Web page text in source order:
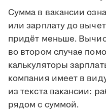
Сумма в вакансии
или зарплату до
придёт меньше.
во втором случае
калькуляторы
компания имеет в
из текста вакансии:
рядом с суммой.